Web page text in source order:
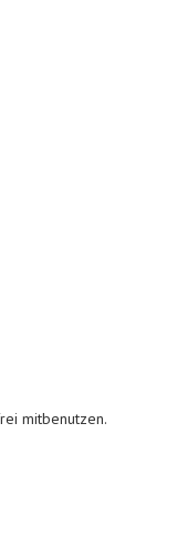
mitbenutzen.